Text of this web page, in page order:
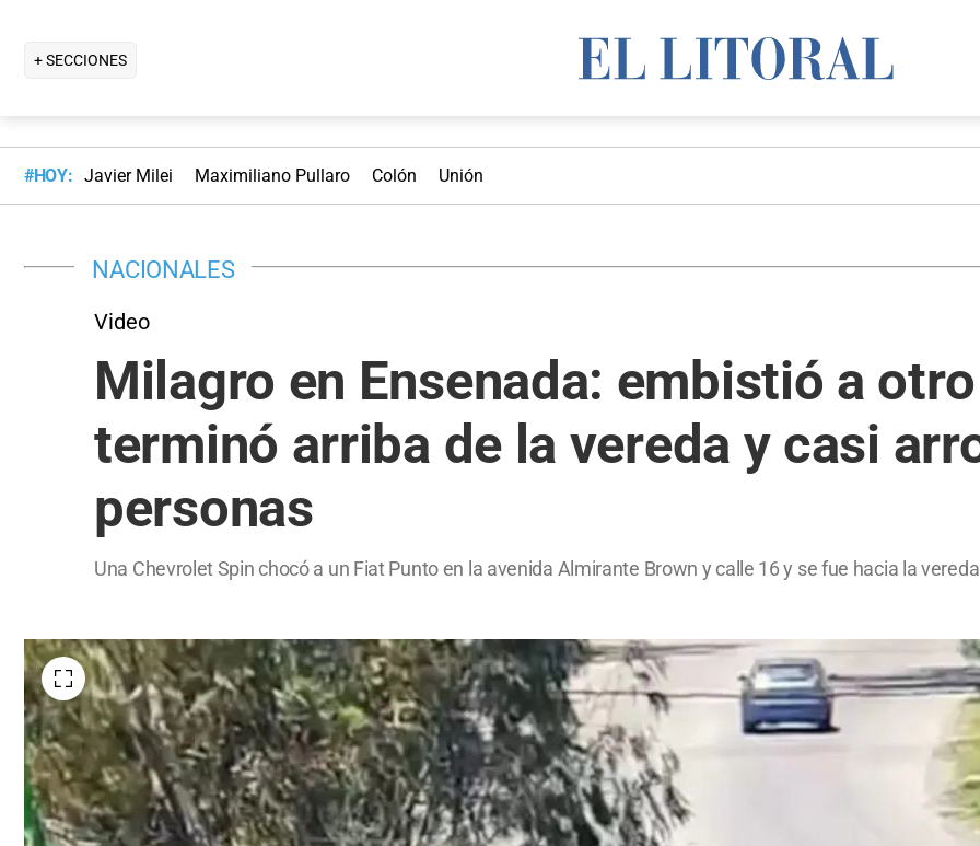
+ SECCIONES
#HOY: Javier Milei Maximiliano Pullaro Colón Unión
NACIONALES
Video
Milagro en Ensenada: embistió a
terminó arriba de la vereda y casi
personas
Una Chevrolet Spin chocó a un Fiat Punto en la avenida Almirante Brown y calle 16 y se fue hacia la